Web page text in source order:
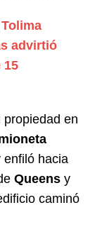
advirtió
15
propiedad en
enfiló hacia
Queens y
caminó